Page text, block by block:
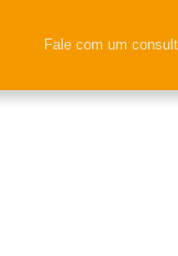
Fale com um